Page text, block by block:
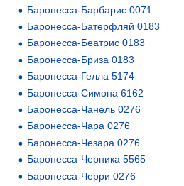
Баронесса-Барбарис 0071
Баронесса-Батерфляй 0183
Баронесса-Беатрис 0183
Баронесса-Бриза 0183
Баронесса-Гелла 5174
Баронесса-Симона 6162
Баронесса-Чанель 0276
Баронесса-Чара 0276
Баронесса-Чезара 0276
Баронесса-Черника 5565
Баронесса-Черри 0276